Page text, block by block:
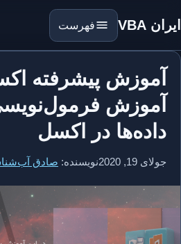
ایران VBA فهرست
آموزش پیشرفته
آموزش
داده‌ها در اکسل
جولای 19, 2020 نویسنده: صادق